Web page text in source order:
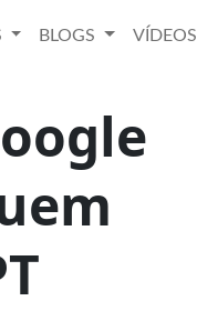
BLOGS
VÍDEOS